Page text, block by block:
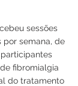
sessões
por semana, de
fibromialgia
do tratamento